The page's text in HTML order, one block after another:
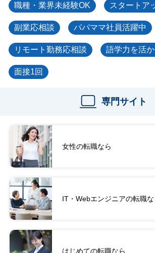
職種・業界未経験OK スタートア
副業応相談 パパママ社員活躍中
リモート勤務応相談 語学力を活
面接1回
専門サイト
女性の転職なら
IT・Webエンジニアの転職な
はじめての転職なら